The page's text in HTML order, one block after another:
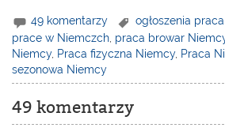
49 komentarzy ogłoszenia
prace w Niemczch praca browar
Niemcy, Praca fizyczna Niemcy, Praca
sezonowa Niemcy
49 komentarzy